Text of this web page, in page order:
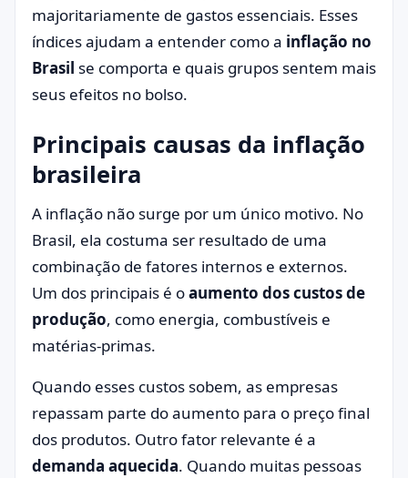
majoritariamente de gastos essenciais. Esses
índices ajudam a entender como a inflação no
Brasil se comporta e quais grupos sentem mais
seus efeitos no bolso.
Principais causas da inflação
brasileira
A inflação não surge por um único motivo. No
Brasil, ela costuma ser resultado de uma
combinação de fatores internos e externos.
Um dos principais é oaumento dos custos de
produção, como energia, combustíveis e
matérias-primas.
Quando esses custos sobem, as empresas
repassam parte do aumento para o preço final
dos produtos. Outro fator relevante é a
demanda aquecida. Quando muitas pessoas